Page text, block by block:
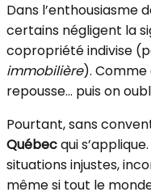
Dans l’enthousiasme
certains négligent la
copropriété indivise
immobilière). Comme
repousse… puis on
Pourtant, sans
Québecqui
situations injustes,
même si tout le